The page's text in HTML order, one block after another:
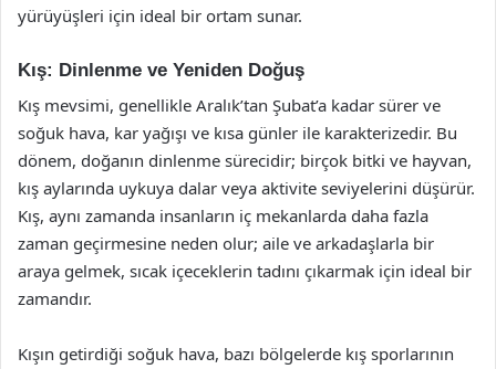
yürüyüşleri için ideal bir ortam sunar.
Kış: Dinlenme ve Yeniden Doğuş
Kış mevsimi, genellikle Aralık’tan Şubat’a kadar sürer ve
soğuk hava, kar yağışı ve kısa günler ile karakterizedir. Bu
dönem, doğanın dinlenme sürecidir; birçok bitki ve hayvan,
kış aylarında uykuya dalar veya aktivite seviyelerini düşürür.
Kış, aynı zamanda insanların iç mekanlarda daha fazla
zaman geçirmesine neden olur; aile ve arkadaşlarla bir
araya gelmek, sıcak içeceklerin tadını çıkarmak için ideal bir
zamandır.
Kışın getirdiği soğuk hava, bazı bölgelerde kış sporlarının